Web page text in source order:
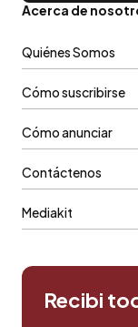
Acerca de
Quiénes Somos
Cómo suscribirse
Cómo anunciar
Contáctenos
Mediakit
Recibi